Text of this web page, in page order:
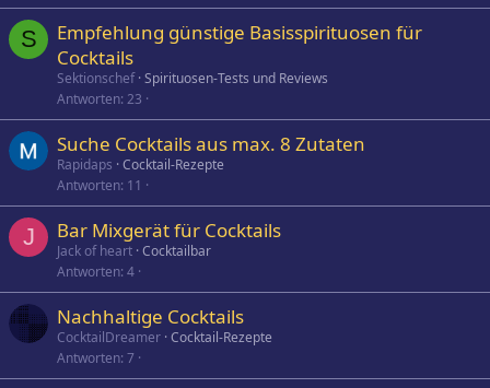
S
Empfehlung günstige Basisspirituosen für
Cocktails
Sektionschef Spirituosen-Tests und Reviews
Antworten 23
Suche Cocktails aus max. 8 Zutaten
Rapidaps Cocktail-Rezepte
Antworten 11
J Bar Mixgerät für Cocktails
Jack of heart Cocktailbar
Antworten 4
Nachhaltige Cocktails
CocktailDreamer Cocktail-Rezepte
Antworten 7